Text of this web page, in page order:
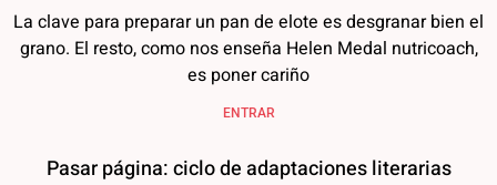
La clave para preparar un pan de elote es desgranar bien el
grano. El resto, como nos enseña Helen Medal nutricoach,
es poner cariño
ENTRAR
Pasar página: ciclo de adaptaciones literarias